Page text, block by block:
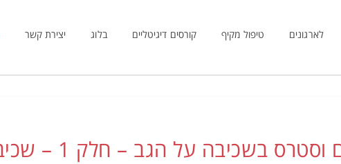
לארגונים טיפול מקיף קורסים דיגיטליים בלוג יצירת קשר
שחרור כאבים,